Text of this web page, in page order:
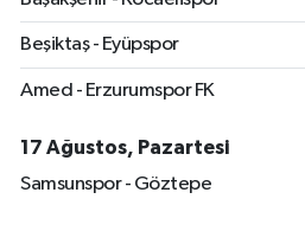
Beşiktaş - Eyüpspor
Amed - Erzurumspor FK
17 Ağustos, Pazartesi
Samsunspor - Göztepe